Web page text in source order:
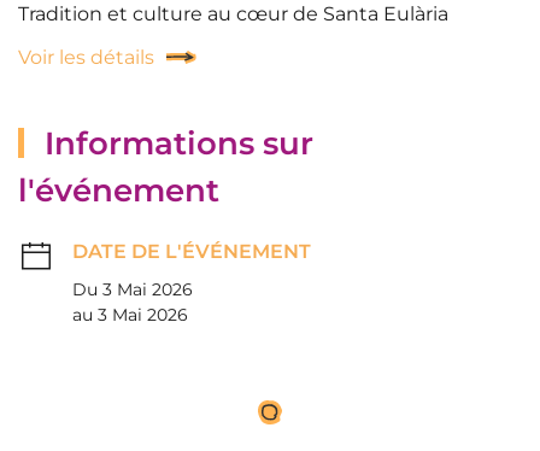
Tradition et culture au cœur de Santa Eulària
Voir les détails
Informations sur
l'événement
DATE DE L'ÉVÉNEMENT
Du 3 Mai 2026
au 3 Mai 2026